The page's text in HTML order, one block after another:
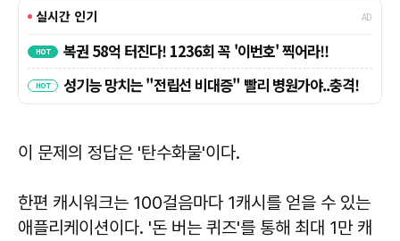
이 문제의 정답은 '탄수화물'이다.
한편 캐시워크는 100걸음마다 1캐시를 얻을 수 있는
애플리케이션이다. '돈 버는 퀴즈'를 통해 최대 1만 캐